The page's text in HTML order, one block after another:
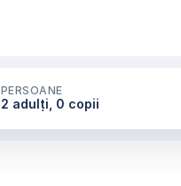
PERSOANE
2 adulți, 0 copii